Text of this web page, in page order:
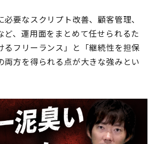
必要なスクリプト改善、顧客管理、
ど、運用面をまとめて任せられるた
るフリーランス」と「継続性を担保
両方を得られる点が大きな強みとい